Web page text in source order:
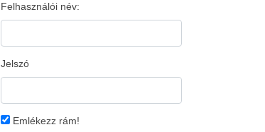
Felhasználói név:
Jelszó
Emlékezz rám!